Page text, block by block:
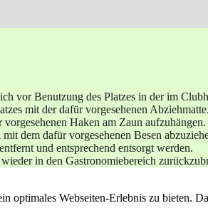
vor Benutzung des Platzes in der im
mit der dafür vorgesehenen Abziehmatte.
Haken am Zaun aufzuhängen.
dem dafür vorgesehenen Besen
und entsprechend entsorgt werden.
in den Gastronomiebereich
optimales Webseiten-Erlebnis zu bieten.